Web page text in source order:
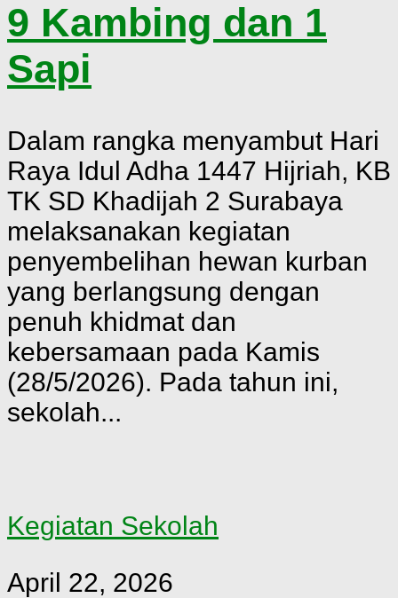
9 Kambing dan 1
Sapi
Dalam rangka menyambut Hari
Raya Idul Adha 1447 Hijriah, KB
TK SD Khadijah 2 Surabaya
melaksanakan kegiatan
penyembelihan hewan kurban
yang berlangsung dengan
penuh khidmat dan
kebersamaan pada Kamis
(28/5/2026). Pada tahun ini,
sekolah...
Kegiatan Sekolah
April 22, 2026